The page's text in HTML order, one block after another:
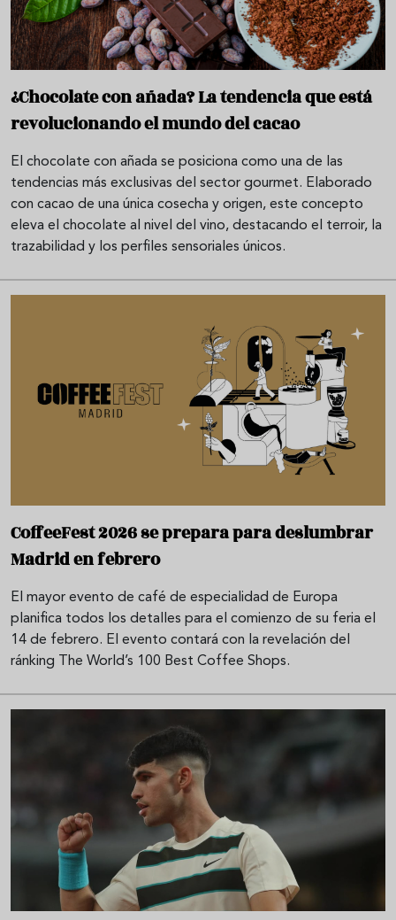
¿Chocolate con añada? La tendencia que está
revolucionando el mundo del cacao
El chocolate con añada se posiciona como una de las
tendencias más exclusivas del sector gourmet. Elaborado
con cacao de una única cosecha y origen, este concepto
eleva el chocolate al nivel del vino, destacando el terroir, la
trazabilidad y los perfiles sensoriales únicos.
CoffeeFest 2026 se prepara para deslumbrar
Madrid en febrero
El mayor evento de café de especialidad de Europa
planifica todos los detalles para el comienzo de su feria el
14 de febrero. El evento contará con la revelación del
ránking The World’s 100 Best Coffee Shops.